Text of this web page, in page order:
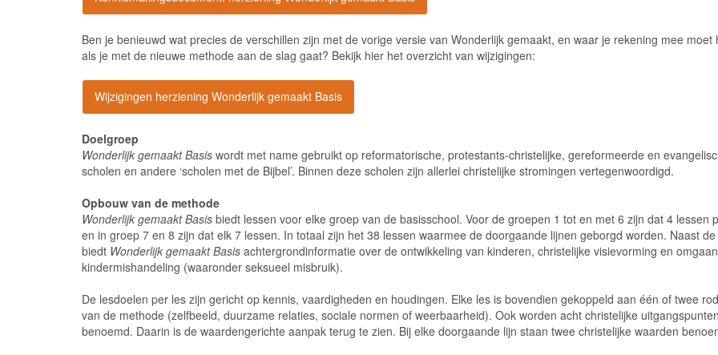
Ben je benieuwd wat precies de verschillen zijn met de vorige versie van Wonderlijk gemaakt, en waar je rekening mee moet
als je met de nieuwe methode aan de slag gaat? Bekijk hier het overzicht van wijzigingen:
Wijzigingen herziening Wonderlijk gemaakt Basis
Doelgroep
Wonderlijk gemaakt Basis wordt met name gebruikt op reformatorische, protestants-christelijke, gereformeerde en
scholen en andere ‘scholen met de Bijbel’. Binnen deze scholen zijn allerlei christelijke stromingen vertegenwoordigd.
Opbouw van de methode
Wonderlijk gemaakt Basis biedt lessen voor elke groep van de basisschool. Voor de groepen 1 tot en met 6 zijn dat 4 lessen
en in groep 7 en 8 zijn dat elk 7 lessen. In totaal zijn het 38 lessen waarmee de doorgaande lijnen geborgd worden. Naast
biedt Wonderlijk gemaakt Basis achtergrondinformatie over de ontwikkeling van kinderen, christelijke visievorming en
kindermishandeling (waaronder seksueel misbruik).
De lesdoelen per les zijn gericht op kennis, vaardigheden en houdingen. Elke les is bovendien gekoppeld aan één of twee
van de methode (zelfbeeld, duurzame relaties, sociale normen of weerbaarheid). Ook worden acht christelijke
benoemd. Daarin is de waardengerichte aanpak terug te zien. Bij elke doorgaande lijn staan twee christelijke waarden